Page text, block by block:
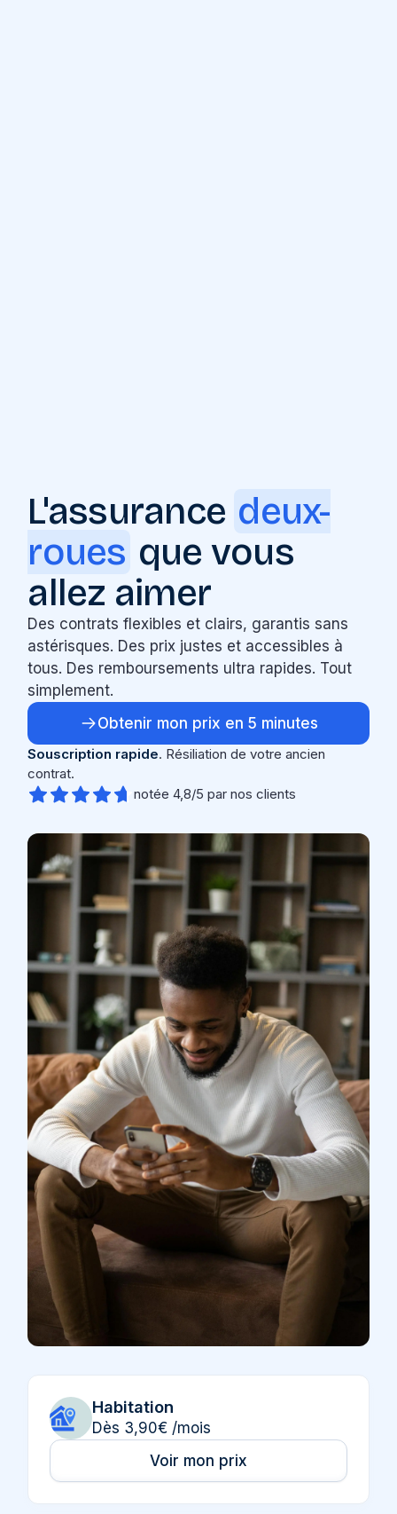
L'assurance deux-
roues que vous
allez aimer
Des contrats flexibles et clairs, garantis sans
astérisques. Des prix justes et accessibles à
tous. Des remboursements ultra rapides. Tout
simplement.
Obtenir mon prix en 5 minutes
Souscription rapide. Résiliation de votre ancien
contrat.
notée 4,8/5 par nos clients
Habitation
Dès 3,90€ /mois
Voir mon prix